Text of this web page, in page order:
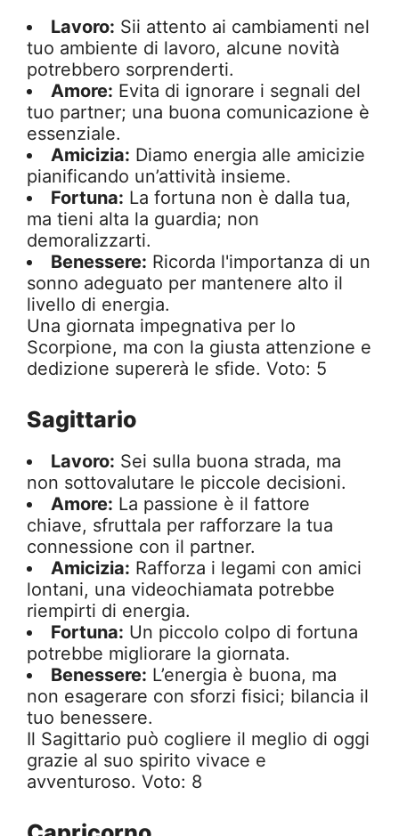
Lavoro: Sii attento ai cambiamenti nel
tuo ambiente di lavoro, alcune novità
potrebbero sorprenderti.
Amore: Evita di ignorare i segnali del
tuo partner; una buona comunicazione è
essenziale.
Amicizia: Diamo energia alle amicizie
pianificando un’attività insieme.
Fortuna: La fortuna non è dalla tua,
ma tieni alta la guardia; non
demoralizzarti.
Benessere: Ricorda l'importanza di un
sonno adeguato per mantenere alto il
livello di energia.
Una giornata impegnativa per lo
Scorpione, ma con la giusta attenzione e
dedizione supererà le sfide. Voto: 5
Sagittario
Lavoro: Sei sulla buona strada, ma
non sottovalutare le piccole decisioni.
Amore: La passione è il fattore
chiave, sfruttala per rafforzare la tua
connessione con il partner.
Amicizia: Rafforza i legami con amici
lontani, una videochiamata potrebbe
riempirti di energia.
Fortuna: Un piccolo colpo di fortuna
potrebbe migliorare la giornata.
Benessere: L’energia è buona, ma
non esagerare con sforzi fisici; bilancia il
tuo benessere.
Il Sagittario può cogliere il meglio di oggi
grazie al suo spirito vivace e
avventuroso. Voto: 8